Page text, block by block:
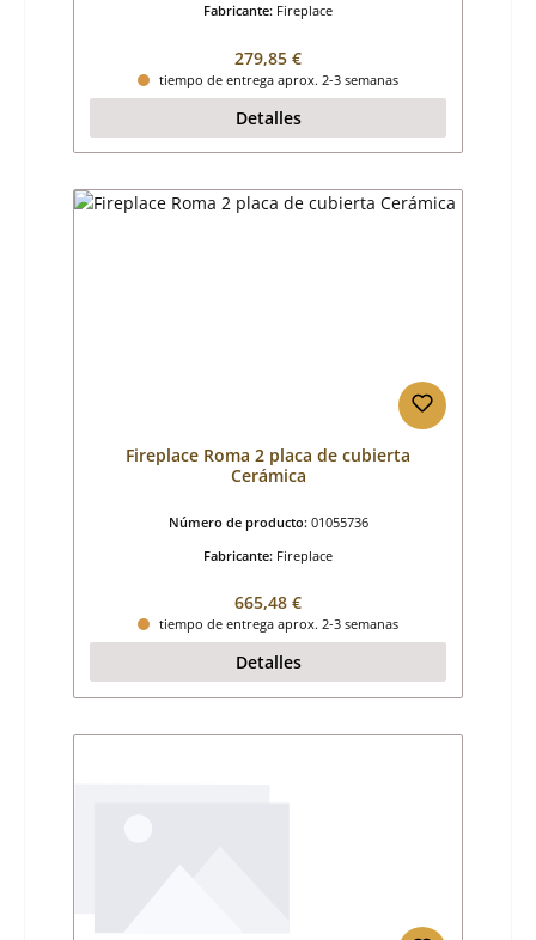
Fabricante: Fireplace
Precio normal:
279,85 €
tiempo de entrega aprox. 2-3 semanas
Detalles
Fireplace Roma 2 placa de cubierta
Cerámica
Número de producto: 01055736
Fabricante: Fireplace
Precio normal:
665,48 €
tiempo de entrega aprox. 2-3 semanas
Detalles